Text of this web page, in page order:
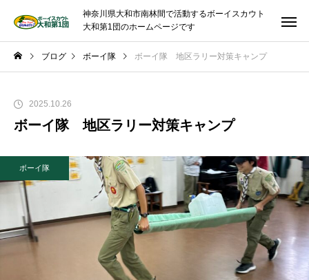
神奈川県大和市南林間で活動するボーイスカウト
大和第1団のホームページです
ブログ ボーイ隊 ボーイ隊 地区ラリー対策キャンプ
2025.10.26
ボーイ隊 地区ラリー対策キャンプ
ボーイ隊